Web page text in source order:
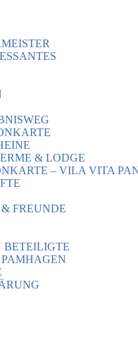
& LODGE
– VILA VITA
FREUNDE
BETEILIGTE